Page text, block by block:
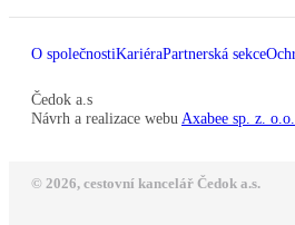
O společnostiKariéraPartnerská sekce
Čedok a.s
Návrh a realizace webu Axabee sp. z. o.o.
© 2026, cestovní kancelář Čedok a.s.